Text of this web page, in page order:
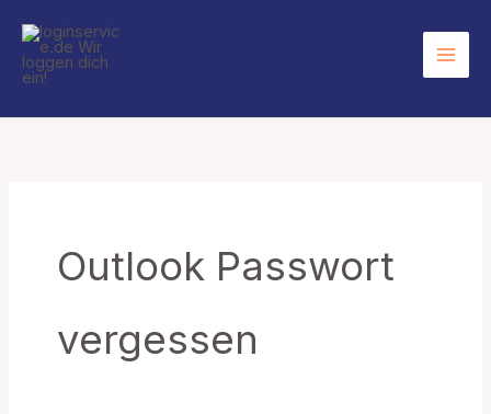
Inhalt
springen
Outlook Passwort
vergessen